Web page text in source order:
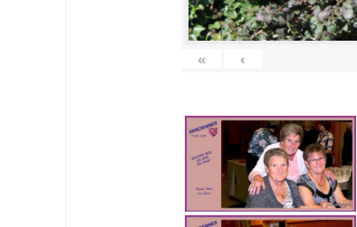
« ‹